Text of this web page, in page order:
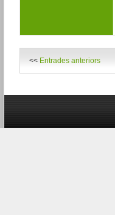
<< Entrades anteriors